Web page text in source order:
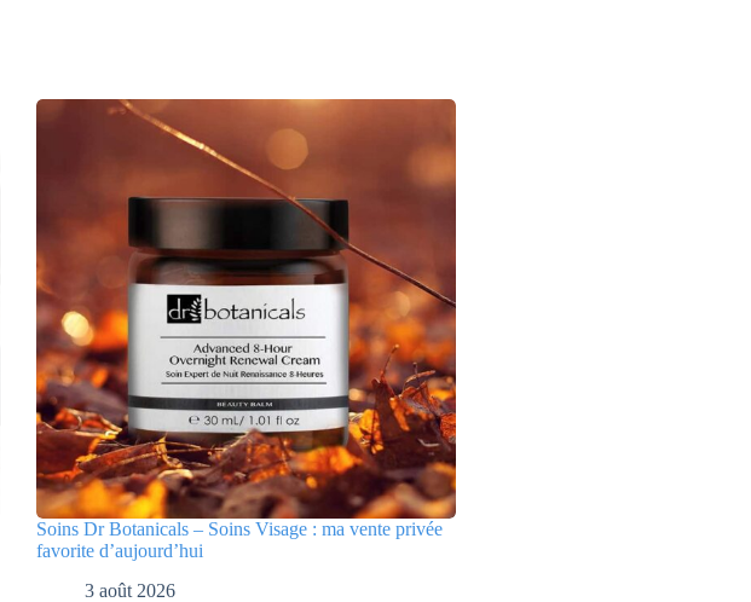
Soins Dr Botanicals – Soins Visage : ma vente privée
favorite d’aujourd’hui
3 août 2026